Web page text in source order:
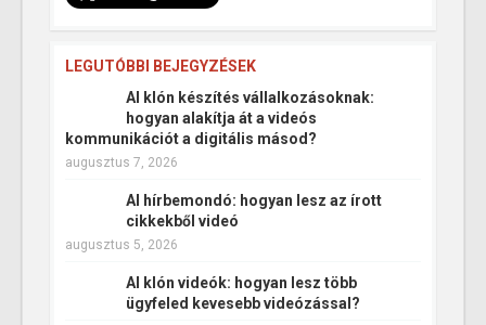
LEGUTÓBBI BEJEGYZÉSEK
AI klón készítés vállalkozásoknak:
hogyan alakítja át a videós
kommunikációt a digitális másod?
augusztus 7, 2026
AI hírbemondó: hogyan lesz az írott
cikkekből videó
augusztus 5, 2026
AI klón videók: hogyan lesz több
ügyfeled kevesebb videózással?